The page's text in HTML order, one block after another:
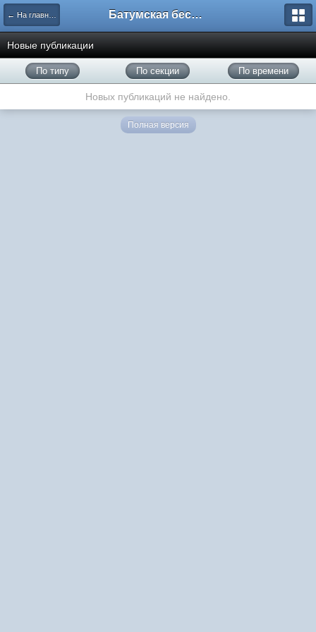
← На главную Батумская беседка
Новые публикации
По типу По секции По времени
Новых публикаций не найдено.
Полная версия